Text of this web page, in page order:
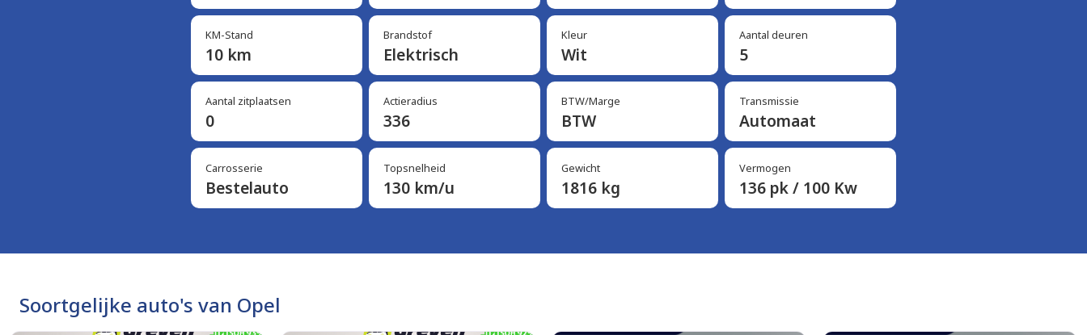
KM-Stand
10 km
Brandstof
Elektrisch
Kleur
Wit
Aantal deuren
5
Aantal zitplaatsen
0
Actieradius
336
BTW/Marge
BTW
Transmissie
Automaat
Carrosserie
Bestelauto
Topsnelheid
130 km/u
Gewicht
1816 kg
Vermogen
136 pk / 100 Kw
Soortgelijke auto's van Opel